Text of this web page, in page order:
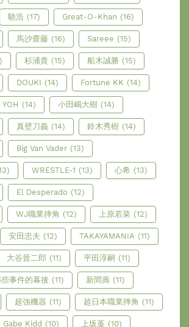
馳浩 (17) Great-O-Khan (16)
馬沙齋藤 (16) Sareee (15)
杉浦貴 (15) 船木誠勝 (15)
DOUKI (14) Fortune KK (14)
YOH (14) 小田嶋大樹 (14)
真壁刀義 (14) 鈴木秀樹 (14)
Big Van Vader (13)
WRESTLE-1 (13) 心希 (13)
El Desperado (12)
WJ職業摔角 (12) 上原若菜 (12)
安田忠夫 (12) TAKAYAMANIA (11)
大谷晉二郎 (11) 平田淳嗣 (11)
事件的幕後 (11) 新間壽 (11)
超強機器 (11) 超日本職業摔角 (11)
Gabe Kidd (10) 上坂堇 (10)